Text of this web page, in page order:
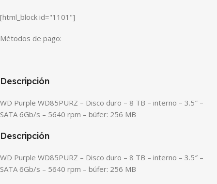
[html_block id="1101"]
Métodos de pago:
Descripción
WD Purple WD85PURZ – Disco duro – 8 TB – interno – 3.5″ –
SATA 6Gb/s – 5640 rpm – búfer: 256 MB
Descripción
WD Purple WD85PURZ – Disco duro – 8 TB – interno – 3.5″ –
SATA 6Gb/s – 5640 rpm – búfer: 256 MB